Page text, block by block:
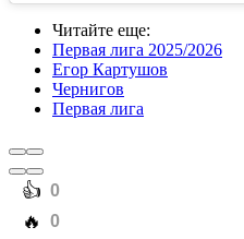
Читайте еще:
Первая лига 2025/2026
Егор Картушов
Чернигов
Первая лига
️👍 0
️🔥 0